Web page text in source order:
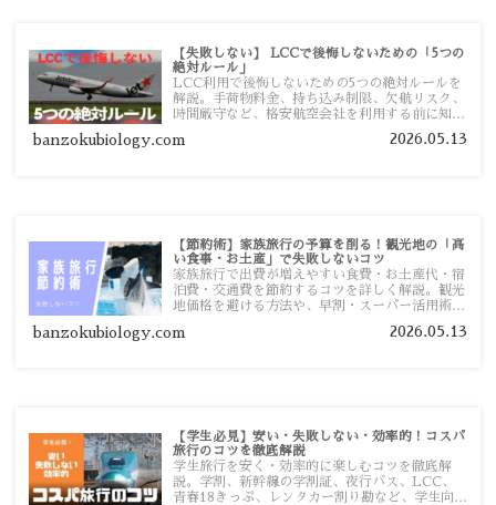
【失敗しない】 LCCで後悔しないための「5つの
絶対ルール」
LCC利用で後悔しないための5つの絶対ルールを
解説。手荷物料金、持ち込み制限、欠航リスク、
時間厳守など、格安航空会社を利用する前に知っ
す。
banzokubiology.com 2026.05.13
【節約術】家族旅行の予算を削る！観光地の「高
い食事・お土産」で失敗しないコツ
家族旅行で出費が増えやすい食費・お土産代・宿
泊費・交通費を節約するコツを詳しく解説。観光
地価格を避ける方法や、早割・スーパー活用術、
banzokubiology.com 2026.05.13
【学生必見】安い・失敗しない・効率的！コスパ
旅行のコツを徹底解説
学生旅行を安く・効率的に楽しむコツを徹底解
説。学割、新幹線の学割証、夜行バス、LCC、
青春18きっぷ、レンタカー割り勘など、学生向け